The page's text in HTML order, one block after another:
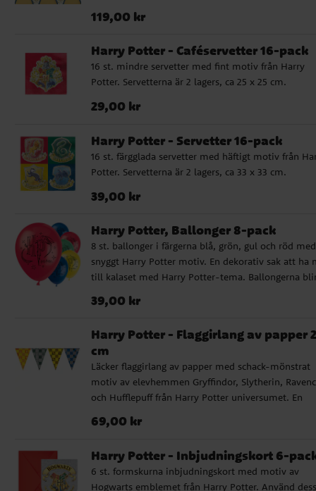
hängande dekorationer och ett flaggirlang.
Pris: 119,00 kr
119,00 kr
Harry Potter - Caféservetter 16-pack
16 st. mindre servetter med fint motiv från Harry
Potter. Servetterna är 2 lagers, ca 25 x 25 cm.
Pris :29,00 kr
29,00 kr
Harry Potter - Servetter 16-pack
16 st. färgglada servetter med häftigt motiv från
Potter. Servetterna är 2 lagers, ca 33 x 33 cm.
Pris :39,00 kr
39,00 kr
Harry Potter, Ballonger 8-pack
8 st. ballonger i färgerna blå, grön, gul och röd med
snyggt Harry Potter motiv. En dekorativ sak att ha
till kalaset med Harry Potter-tema. Ballongerna
Pris :39,00 kr
39,00 kr
Harry Potter - Flaggirlang av papper
cm
Läcker flaggirlang av papper med schack-mönstrat
motiv av elevhemmen Gryffindor, Slytherin,
och Hufflepuff från Harry Potter universumet. En
kalaset med roligt Harry Potter tema. Girlangen är ca
Pris :69,00 kr
69,00 kr
Harry Potter - Inbjudningskort 6-
6 st. formskurna inbjudningskort med motiv av
Hogwarts emblemet från Harry Potter. Använd